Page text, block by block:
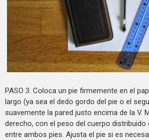
PASO 3: Coloca un pie firmemente en el
largo (ya sea el dedo gordo del pie o el
suavemente la pared justo encima de la V.
derecho, con el peso del cuerpo distribuido
entre ambos pies. Ajusta el pie si es